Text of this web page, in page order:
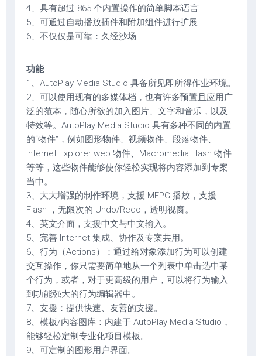
4、具有超过 865 个内置操作的简单脚本语言
5、可通过自动播放插件和附加组件进行扩展
6、不仅仅是可靠：久经沙场
功能
1、AutoPlay Media Studio 具备所见即所得作业环境。
2、可以使用现有的多媒体档，也有许多预置且应用广
泛的范本，随心所欲的加入图片、文字和音乐，以及
特效等。AutoPlay Media Studio 具有多种不同的内置
的“物件”，例如图形物件、视频物件、段落物件、
Internet Explorer web 物件、Macromedia Flash 物件
等等，这些物件能够使你轻松实现将内容添加到专案
当中。
3、大大增强的制作环境，支援 MEPG 播放，支援
Flash ，无限次的 Undo/Redo，透明视窗。
4、英文介面，支援中文与中文输入。
5、完善 Internet 集成、协作及专案共用。
6、行为（Actions）：通过给对象添加行为可以创建
交互操作，你只需要简单地从一个列表中单击选中某
个行为，或者，对于更高级的用户，可以将行为输入
到功能强大的行为编辑器中。
7、支援：提供快速、友善的支援。
8、模板/内容图库：内建于 AutoPlay Media Studio，
能够轻松定制专业化项目模板。
9、可定制的图形用户界面。